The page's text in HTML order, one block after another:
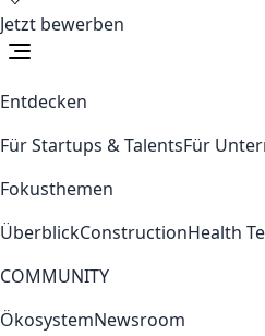
Jetzt bewerben
Entdecken
Für Startups & TalentsFür
Fokusthemen
ÜberblickConstructionHealth
COMMUNITY
ÖkosystemNewsroom